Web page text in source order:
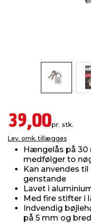
& ukrudt
& standere
& syltning
39,00pr. stk.
Lev. omk. tillægges
Hængelås på 30
medfølger to
Kan anvendes
genstande
Lavet i
Med fire stifter i
Indvendig
på 5 mm og